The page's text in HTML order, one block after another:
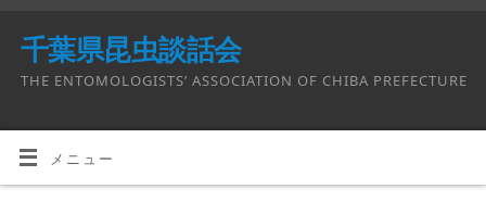
千葉県昆虫談話会
THE ENTOMOLOGISTS’ ASSOCIATION OF CHIBA PREFECTURE
メニュー